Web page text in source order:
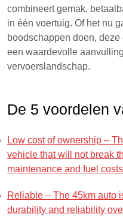
combineert gemak,
in één voertuig. Of het nu
boodschappen doen,
een waardevolle
vervoerslandschap.
De 5 voordelen
Low cost of ownership –
vehicle that will not break
maintenance and fuel
Reliable – The 45km auto
durability and reliability